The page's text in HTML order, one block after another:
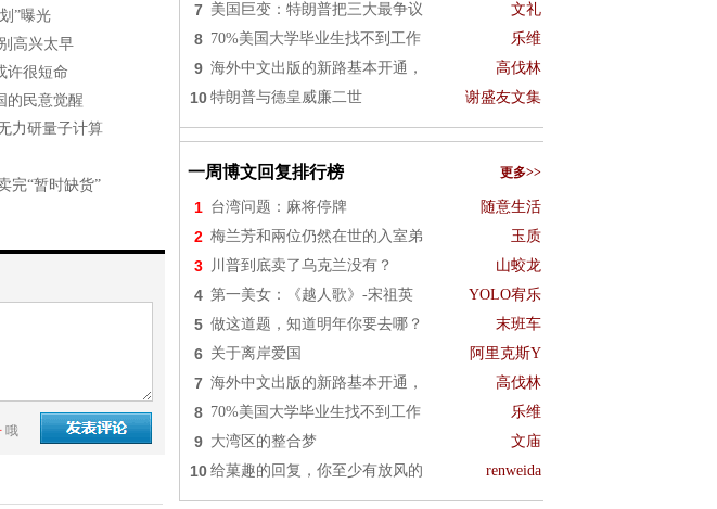
”曝光
高兴太早
许很短命
的民意觉醒
力研量子计算
完“暂时缺货”
哦
7 美国巨变：特朗普把三大最争议 文礼
8 70%美国大学毕业生找不到工作 乐维
9 海外中文出版的新路基本开通， 高伐林
10 特朗普与德皇威廉二世 谢盛友文集
一周博文回复排行榜 更多>>
1 台湾问题：麻将停牌 随意生活
2 梅兰芳和兩位仍然在世的入室弟 玉质
3 川普到底卖了乌克兰没有？ 山蛟龙
4 第一美女：《越人歌》-宋祖英 YOLO宥乐
5 做这道题，知道明年你要去哪？ 末班车
6 关于离岸爱国 阿里克斯Y
7 海外中文出版的新路基本开通， 高伐林
8 70%美国大学毕业生找不到工作 乐维
9 大湾区的整合梦 文庙
10 给菓趣的回复，你至少有放风的 renweida